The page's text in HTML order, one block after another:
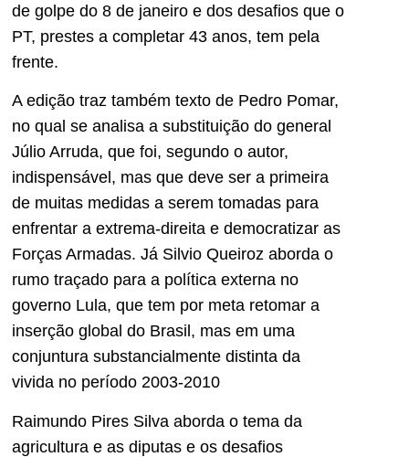
de golpe do 8 de janeiro e dos desafios que o
PT, prestes a completar 43 anos, tem pela
frente.
A edição traz também texto de Pedro Pomar,
no qual se analisa a substituição do general
Júlio Arruda, que foi, segundo o autor,
indispensável, mas que deve ser a primeira
de muitas medidas a serem tomadas para
enfrentar a extrema-direita e democratizar as
Forças Armadas. Já Silvio Queiroz aborda o
rumo traçado para a política externa no
governo Lula, que tem por meta retomar a
inserção global do Brasil, mas em uma
conjuntura substancialmente distinta da
vivida no período 2003-2010
Raimundo Pires Silva aborda o tema da
agricultura e as diputas e os desafios